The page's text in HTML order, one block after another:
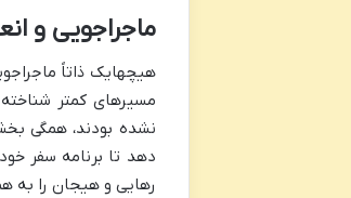
ماجراجویی و
هیچهایک ذاتاً
مسیرهای کمتر
نشده بودند، همگی
دهد تا برنامه سفر
رهایی و هیجان را به